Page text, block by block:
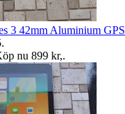
3 42mm Aluminium GPS
.
nu 899 kr,.